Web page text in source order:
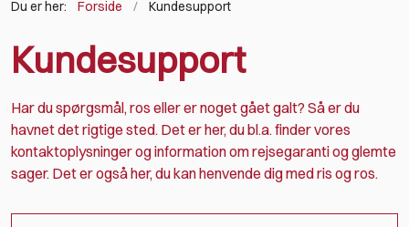
Du er her: Forside Kundesupport
Kundesupport
Har du spørgsmål, ros eller er noget gået galt? Så er du
havnet det rigtige sted. Det er her, du bl.a. finder vores
kontaktoplysninger og information om rejsegaranti og glemte
sager. Det er også her, du kan henvende dig med ris og ros.